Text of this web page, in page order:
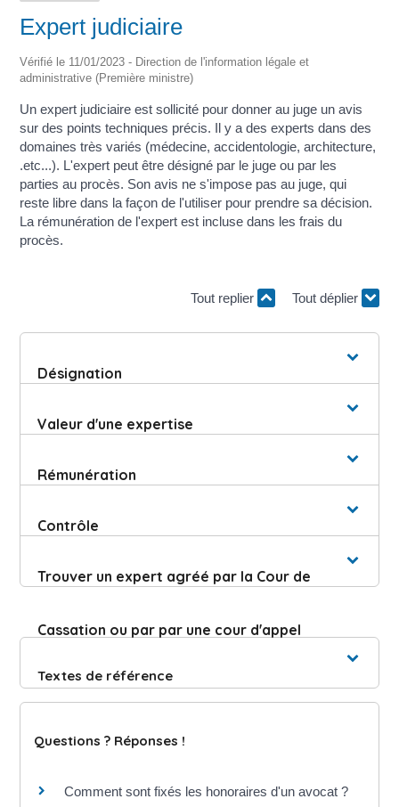
Expert judiciaire
Vérifié le 11/01/2023 - Direction de l'information légale et
administrative (Première ministre)
Un expert judiciaire est sollicité pour donner au juge un avis
sur des points techniques précis. Il y a des experts dans des
domaines très variés (médecine, accidentologie, architecture,
.etc...). L'expert peut être désigné par le juge ou par les
parties au procès. Son avis ne s'impose pas au juge, qui
reste libre dans la façon de l'utiliser pour prendre sa décision.
La rémunération de l'expert est incluse dans les frais du
procès.
Tout replier Tout déplier
Désignation
Valeur d'une expertise
Rémunération
Contrôle
Trouver un expert agréé par la Cour de
Cassation ou par par une cour d'appel
Textes de référence
Questions ? Réponses !
Comment sont fixés les honoraires d'un avocat ?